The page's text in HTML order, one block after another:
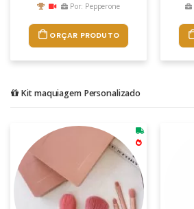
Por: Pepperone
ORÇAR PRODUTO
Kit maquiagem Personalizado